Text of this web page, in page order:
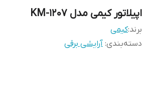
اپیلاتور کیمی مدل KM-1207
برند:کیمی
دسته‌بندی: آرایشی برقی